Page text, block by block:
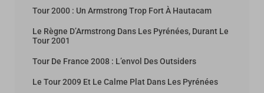
Tour 2000 : Un Armstrong Trop Fort À Hautacam
Le Règne D’Armstrong Dans Les Pyrénées, Durant Le
Tour 2001
Tour De France 2008 : L’envol Des Outsiders
Le Tour 2009 Et Le Calme Plat Dans Les Pyrénées